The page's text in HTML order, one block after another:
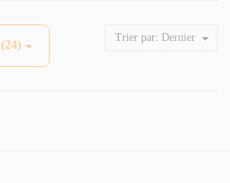
Trier par: Dernier